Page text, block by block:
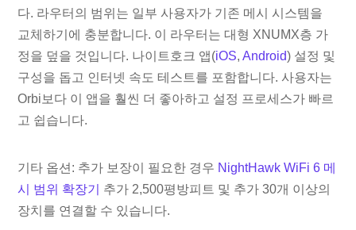
다. 라우터의 범위는 일부 사용자가 기존 메시 시스템을
교체하기에 충분합니다. 이 라우터는 대형 XNUMX층 가
정을 덮을 것입니다. 나이트호크 앱(iOS,Android) 설정 및
구성을 돕고 인터넷 속도 테스트를 포함합니다. 사용자는
Orbi보다 이 앱을 훨씬 더 좋아하고 설정 프로세스가 빠르
고 쉽습니다.
기타 옵션: 추가 보장이 필요한 경우 NightHawk WiFi 6 메
시 범위 확장기
추가 2,500평방피트 및 추가 30개 이상의
장치를 연결할 수 있습니다.